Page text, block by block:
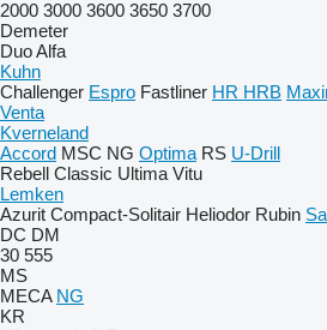
2000 3000 3600 3650 3700
Demeter
Duo Alfa
Kuhn
Challenger Espro Fastliner HR HRB
Venta
Kverneland
Accord MSC NG Optima RS U-Drill
Rebell Classic Ultima Vitu
Lemken
Azurit Compact-Solitair Heliodor Rubin
DC DM
30 555
MS
MECA NG
KR